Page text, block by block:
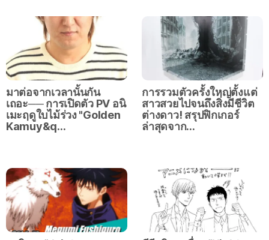
มาต่อจากเวลานั้นกัน
เถอะ── การเปิดตัว PV อนิ
เมะฤดูใบไม้ร่วง "Golden
Kamuy&q…
การรวมตัวครั้งใหญ่ตั้งแต่
สาวสวยไปจนถึงสิ่งมีชีวิต
ต่างดาว! สรุปฟิกเกอร์
ล่าสุดจาก…